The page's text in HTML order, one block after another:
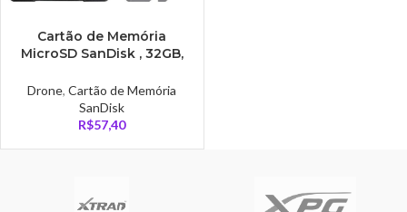
Cartão de Memória
MicroSD SanDisk , 32GB,
SDSQUNR-032G-GN3MA
Drone,Cartão de Memória
SanDisk
R$57,40